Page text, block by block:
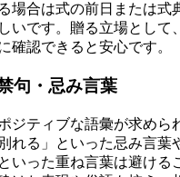
場合は式の前日または式
いです。贈る立場として
確認できると安心です。
句・忌み言葉
ジティブな語彙が求めら
れる」といった忌み言葉
いった重ね言葉は避ける